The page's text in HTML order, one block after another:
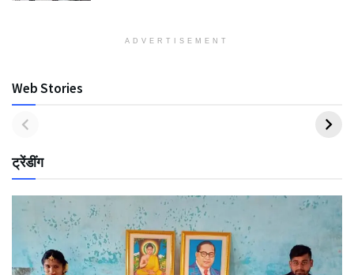
ADVERTISEMENT
Web Stories
ट्रेंडींग